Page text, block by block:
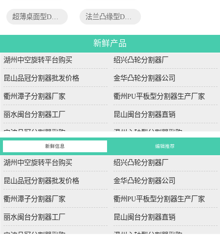
法兰凸缘型DF系列
新鲜产品
湖州中空旋转平台购买 绍兴凸轮分割器厂
昆山品冠分割器批发价格 金华凸轮分割器公司
衢州潭子分割器厂家 衢州PU平板型分割器生产厂家
丽水闽台分割器工厂 昆山闽台分割器直销
宁波品冠分割器采购 温州心轴型分割器采购
新鲜信息 编辑推荐
湖州中空旋转平台购买 绍兴凸轮分割器厂
昆山品冠分割器批发价格 金华凸轮分割器公司
衢州潭子分割器厂家 衢州PU平板型分割器生产厂家
丽水闽台分割器工厂 昆山闽台分割器直销
宁波品冠分割器采购 温州心轴型分割器采购